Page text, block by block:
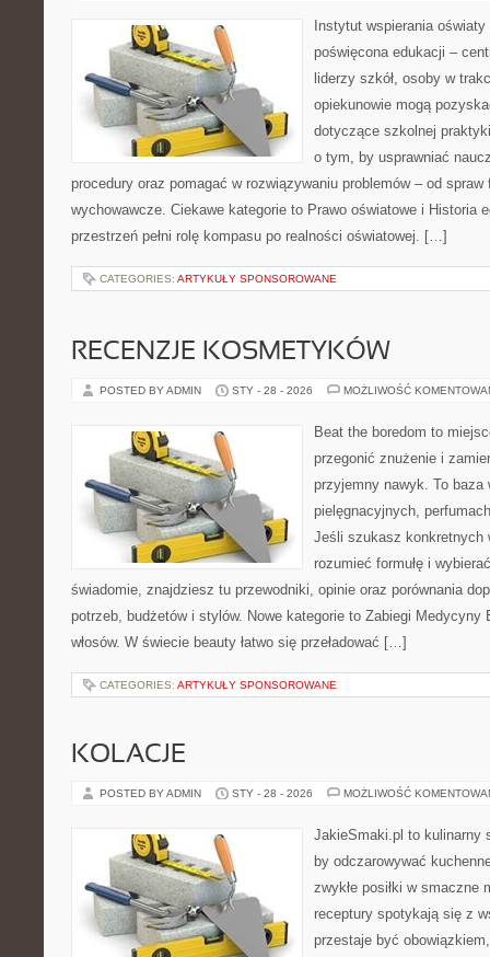
Instytut wspierania
poświęcona edukacji –
liderzy szkół, osoby w
opiekunowie mogą
dotyczące szkolnej
o tym, by usprawniać
procedury oraz pomagać w rozwiązywaniu problemów – od
wychowawcze. Ciekawe kategorie to Prawo oświatowe i Historia
przestrzeń pełni rolę kompasu po realności oświatowej. […]
CATEGORIES: ARTYKUŁY SPONSOROWANE
RECENZJE KOSMETYKÓW
POSTED BY ADMIN STY - 28 - 2026 MOŻLIWOŚĆ
Beat the boredom to
przegonić znużenie i
przyjemny nawyk. To baza
pielęgnacyjnych,
Jeśli szukasz konkretnych
rozumieć formułę i
świadomie, znajdziesz tu przewodniki, opinie oraz porównania
potrzeb, budżetów i stylów. Nowe kategorie to Zabiegi Medycyny
włosów. W świecie beauty łatwo się przeładować […]
CATEGORIES: ARTYKUŁY SPONSOROWANE
KOLACJE
POSTED BY ADMIN STY - 28 - 2026 MOŻLIWOŚĆ
JakieSmaki.pl to kulinarny
by odczarowywać
zwykłe posiłki w smaczne
receptury spotykają się z
przestaje być